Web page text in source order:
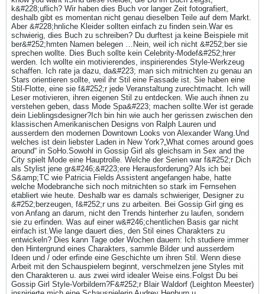
k&#228;uflich? Wir haben dies Buch vor langer Zeit fotografiert,
deshalb gibt es momentan nicht genau dieselben Teile auf dem Markt.
Aber &#228;hnliche Kleider sollten einfach zu finden sein.War es
schwierig, dies Buch zu schreiben? Du durftest ja keine Beispiele mit
ber&#252;hmten Namen belegen …Nein, weil ich nicht &#252;ber sie
sprechen wollte. Dies Buch sollte kein Celebrity-Modef&#252;hrer
werden. Ich wollte ein motivierendes, inspirierendes Style-Werkzeug
schaffen. Ich rate ja dazu, da&#223; man sich mitnichten zu genau an
Stars orientieren sollte, weil ihr Stil eine Fassade ist. Sie haben eine
Stil-Flotte, eine sie f&#252;r jede Veranstaltung zurechtmacht. Ich will
Leser motivieren, ihren eigenen Stil zu entdecken. Wie auch ihnen zu
verstehen geben, dass Mode Spa&#223; machen sollte.Wer ist gerade
dein Lieblingsdesigner?Ich bin hin wie auch her gerissen zwischen den
klassischen Amerikanischen Designs von Ralph Lauren und
ausserdem den modernen Downtown Looks von Alexander Wang.Und
welches ist dein liebster Laden in New York?„What comes around goes
around“ in SoHo.Sowohl in Gossip Girl als gleichsam in Sex and the
City spielt Mode eine Hauptrolle. Welche der Serien war f&#252;r Dich
als Stylist jene gr&#246;&#223;ere Herausforderung? Als ich bei
S&amp;TC wie Patricia Fields Assistent angefangen habe, hatte
welche Modebranche sich noch mitnichten so stark im Fernsehen
etabliert wie heute. Deshalb war es damals schwieriger, Designer zu
&#252;berzeugen, f&#252;r uns zu arbeiten. Bei Gossip Girl ging es
von Anfang an darum, nicht den Trends hinterher zu laufen, sondern
sie zu erfinden. Was auf einer w&#246;chentlichen Basis gar nicht
einfach ist.Wie lange dauert dies, den Stil eines Charakters zu
entwickeln? Dies kann Tage oder Wochen dauern: Ich studiere immer
den Hintergrund eines Charakters, sammle Bilder und ausserdem
Ideen und / oder erfinde eine Geschichte um ihren Stil. Wenn diese
Arbeit mit den Schauspielern beginnt, verschmelzen jene Styles mit
den Charakteren u. aus zwei wird idealer Weise eins.Folgst Du bei
Gossip Girl Style-Vorbildern?F&#252;r Blair Waldorf (Leighton Meester)